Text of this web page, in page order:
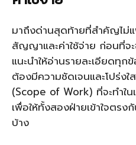
มาถึงด่านสุดท้ายที่สำคัญไม่
สัญญาและค่าใช้จ่าย ก่อนที่จ
แนะนำให้อ่านรายละเอียด
ต้องมีความชัดเจนและโปร่ง
(Scope of Work) ที่จะทำใน
เพื่อให้ทั้งสองฝ่ายเข้าใจตร
บ้าง